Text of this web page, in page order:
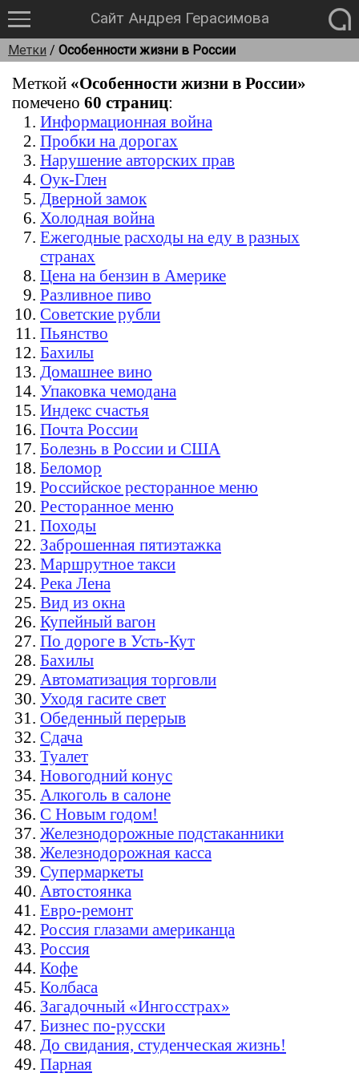
Сайт Андрея Герасимова
Метки / Особенности жизни в России
Меткой «Особенности жизни в России»
помечено 60 страниц:
Информационная война
Пробки на дорогах
Нарушение авторских прав
Оук-Глен
Дверной замок
Холодная война
Ежегодные расходы на еду в разных
странах
Цена на бензин в Америке
Разливное пиво
Советские рубли
Пьянство
Бахилы
Домашнее вино
Упаковка чемодана
Индекс счастья
Почта России
Болезнь в России и США
Беломор
Российское ресторанное меню
Ресторанное меню
Походы
Заброшенная пятиэтажка
Маршрутное такси
Река Лена
Вид из окна
Купейный вагон
По дороге в Усть-Кут
Бахилы
Автоматизация торговли
Уходя гасите свет
Обеденный перерыв
Сдача
Туалет
Новогодний конус
Алкоголь в салоне
С Новым годом!
Железнодорожные подстаканники
Железнодорожная касса
Супермаркеты
Автостоянка
Евро-ремонт
Россия глазами американца
Россия
Кофе
Колбаса
Загадочный «Ингосстрах»
Бизнес по-русски
До свидания, студенческая жизнь!
Парная